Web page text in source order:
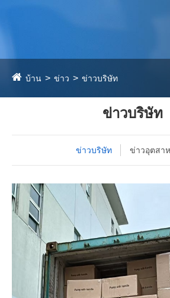
บ้าน ข่าว ข่าวบริษัท
ข่าวบริษัท
ข่าวบริษัท ข่าวอุตสา